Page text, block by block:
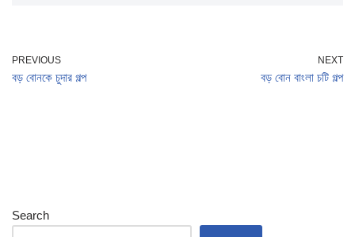
PREVIOUS
বড় বোনকে চুদার গল্প
NEXT
বড় বোন বাংলা চটি গল্প
Search